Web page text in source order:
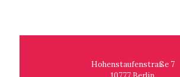
Hohenstaufenstraße 7